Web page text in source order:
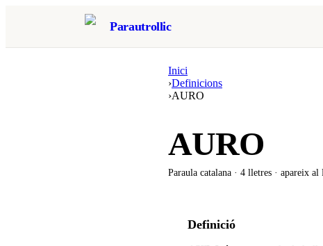
Parautrollic
Inici
›Definicions
›AURO
AURO
Paraula catalana · 4 lletres · apareix al
Definició